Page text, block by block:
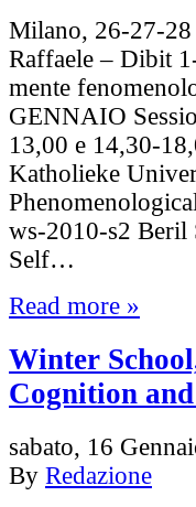
Milano, 26-27-28
Raffaele – Dibit
mente
GENNAIO
13,00 e 14,30-
Katholieke
ws-2010-s2 Beril
Self…
Read more »
Winter
Cognition and
sabato, 16
By Redazione